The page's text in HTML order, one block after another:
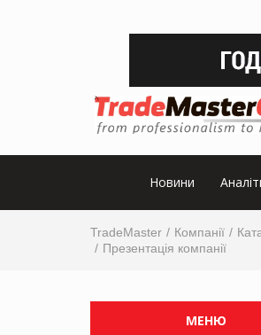
Новини
TradeMaster Компанії
Презентація компанії
МЕНЮ